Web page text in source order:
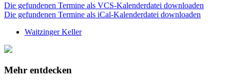
Die gefundenen Termine als VCS-Kalenderdatei downloaden
Die gefundenen Termine als iCal-Kalenderdatei downloaden
Waitzinger Keller
Mehr entdecken